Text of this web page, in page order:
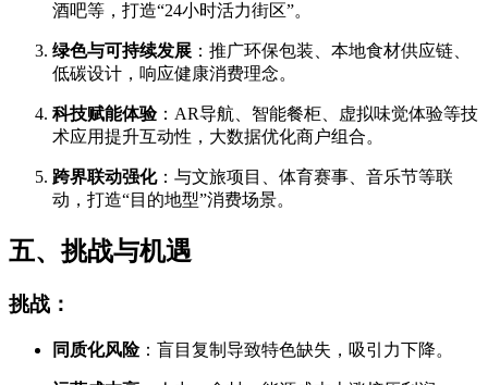
酒吧等，打造“24小时活力街区”。
绿色与可持续发展 ：推广环保包装、本地食材供应链、
低碳设计，响应健康消费理念。
科技赋能体验：AR导航、智能餐柜、虚拟味觉体验等技
术应用提升互动性，大数据优化商户组合。
跨界联动强化：与文旅项目、体育赛事、音乐节等联
动，打造“目的地型”消费场景。
五、挑战与机遇
挑战：
同质化风险：盲目复制导致特色缺失，吸引力下降。